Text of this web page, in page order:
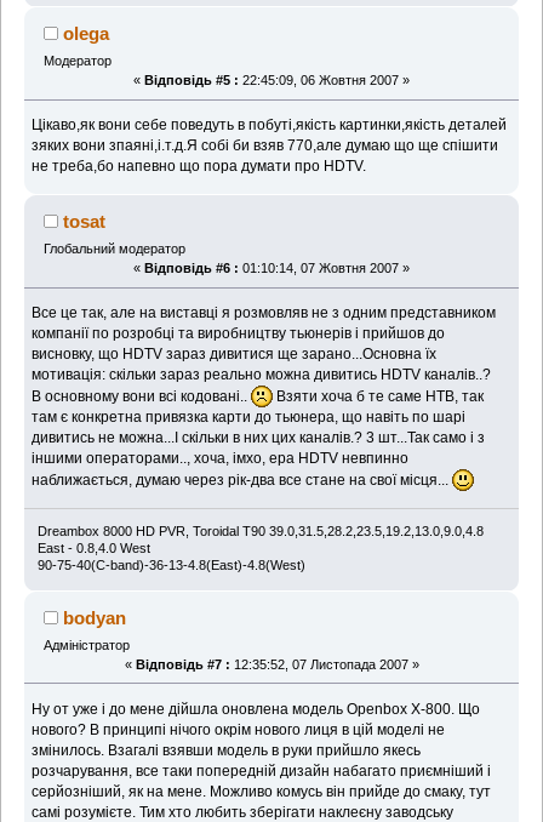
olega
Модератор
« Відповідь #5 : 22:45:09, 06 Жовтня 2007 »
Цікаво,як вони себе поведуть в побуті,якість картинки,якість деталей
зяких вони зпаяні,і.т.д.Я собі би взяв 770,але думаю що ще спішити
не треба,бо напевно що пора думати про HDTV.
tosat
Глобальний модератор
« Відповідь #6 : 01:10:14, 07 Жовтня 2007 »
Все це так, але на виставці я розмовляв не з одним представником
компанії по розробці та виробництву тьюнерів і прийшов до
висновку, що HDTV зараз дивитися ще зарано...Основна їх
мотивація: скільки зараз реально можна дивитись HDTV каналів..?
В основному вони всі кодовані..
Взяти хоча б те саме НТВ, так
там є конкретна привязка карти до тьюнера, що навіть по шарі
дивитись не можна...І скільки в них цих каналів.? 3 шт...Так само і з
іншими операторами.., хоча, імхо, ера HDTV невпинно
наближається, думаю через рік-два все стане на свої місця...
Dreambox 8000 HD PVR, Toroidal T90 39.0,31.5,28.2,23.5,19.2,13.0,9.0,4.8
East - 0.8,4.0 West
90-75-40(C-band)-36-13-4.8(East)-4.8(West)
bodyan
Адміністратор
« Відповідь #7 : 12:35:52, 07 Листопада 2007 »
Ну от уже і до мене дійшла оновлена модель Openbox X-800. Що
нового? В принципі нічого окрім нового лиця в цій моделі не
змінилось. Взагалі взявши модель в руки прийшло якесь
розчарування, все таки попередній дизайн набагато приємніший і
серйозніший, як на мене. Можливо комусь він прийде до смаку, тут
самі розумієте. Тим хто любить зберігати наклеєну заводську